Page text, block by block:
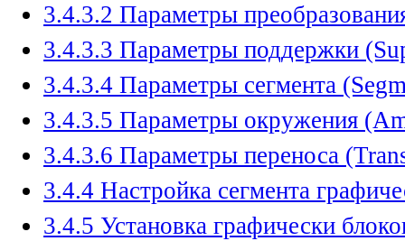
3.4.3.2 Параметры
3.4.3.3 Параметры поддержки
3.4.3.4 Параметры сегмента
3.4.3.5 Параметры окружения
3.4.3.6 Параметры переноса
3.4.4 Настройка сегмента
3.4.5 Установка графически